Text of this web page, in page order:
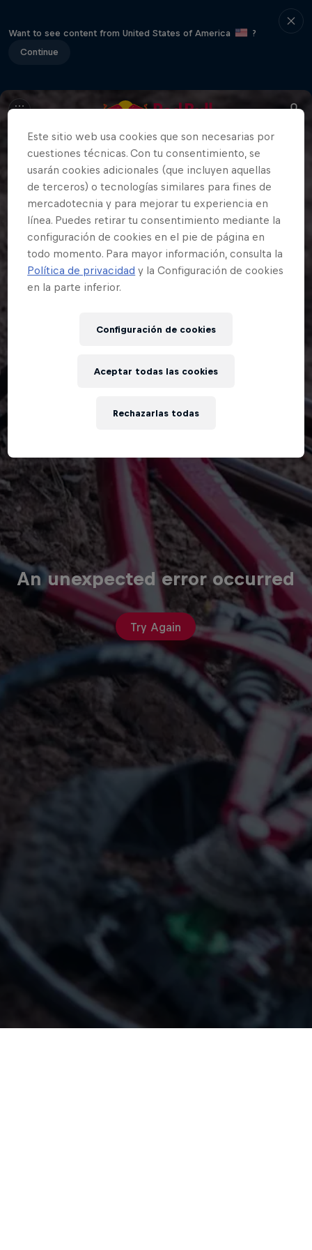
Want to see content from United States of America
?
Continue
An unexpected error occurred
Try Again
Este sitio web usa cookies que son necesarias por
cuestiones técnicas. Con tu consentimiento, se
usarán cookies adicionales (que incluyen aquellas
de terceros) o tecnologías similares para fines de
mercadotecnia y para mejorar tu experiencia en
línea. Puedes retirar tu consentimiento mediante la
configuración de cookies en el pie de página en
todo momento. Para mayor información, consulta la
Política de privacidad y la Configuración de cookies
en la parte inferior.
Configuración de cookies
Rechazarlas todas
Aceptar todas las cookies